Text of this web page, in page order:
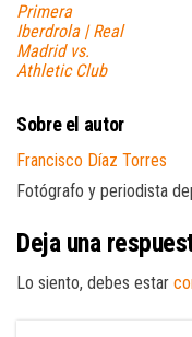
Primera
Iberdrola | Real
Madrid vs.
Athletic Club
Sobre el autor
Francisco Díaz Torres
Fotógrafo y periodista
Deja una
Lo siento, debes estar